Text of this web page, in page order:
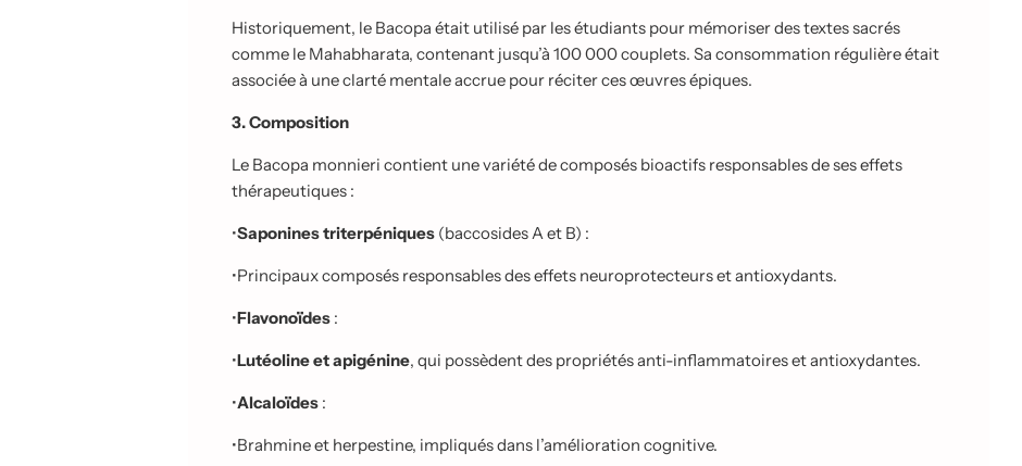
Historiquement, le Bacopa était utilisé par les étudiants pour mémoriser des textes sacrés
comme le Mahabharata, contenant jusqu’à 100 000 couplets. Sa consommation régulière était
associée à une clarté mentale accrue pour réciter ces œuvres épiques.
3. Composition
Le Bacopa monnieri contient une variété de composés bioactifs responsables de ses effets
thérapeutiques :
•Saponines triterpéniques (baccosides A et B) :
•Principaux composés responsables des effets neuroprotecteurs et antioxydants.
•Flavonoïdes :
•Lutéoline et apigénine, qui possèdent des propriétés anti-inflammatoires et antioxydantes.
•Alcaloïdes :
•Brahmine et herpestine, impliqués dans l’amélioration cognitive.